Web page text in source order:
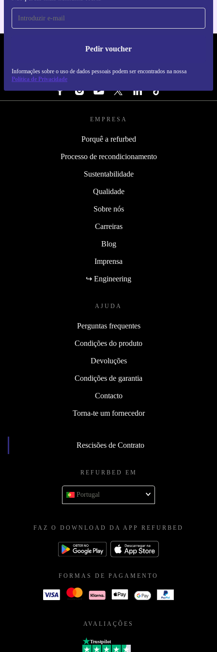
Pedir voucher
Informações sobre o uso de dados pessoais podem ser encontrados na nossa
Política de Privacidade
REFURBED PORTUGAL - RETHINK NEW.
SEGUE-NOS
EMPRESA
Porquê a refurbed
Processo de recondicionamento
Sustentabilidade
Qualidade
Sobre nós
Carreiras
Blog
Imprensa
↪ Engineering
AJUDA
Perguntas frequentes
Condições do produto
Devoluções
Condições de garantia
Contacto
Torna-te um fornecedor
Rescisões de Contrato
REFURBED EM
Portugal
FAZ O DOWNLOAD DA APP REFURBED
FORMAS DE PAGAMENTO
AVALIAÇÕES
Trustpilot